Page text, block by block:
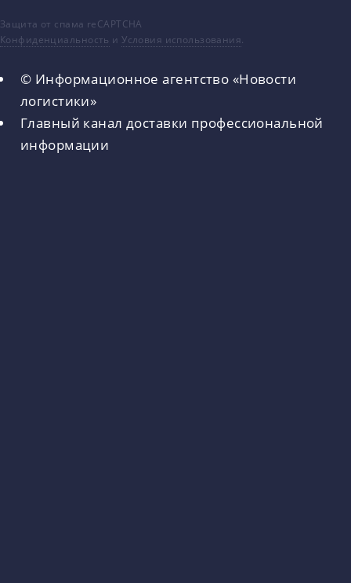
Защита от спама reCAPTCHA
Конфиденциальность иУсловия использования.
© Информационное агентство «Новости
логистики»
Главный канал доставки профессиональной
информации